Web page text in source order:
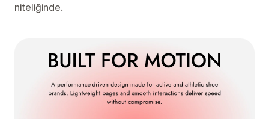
niteliğinde.